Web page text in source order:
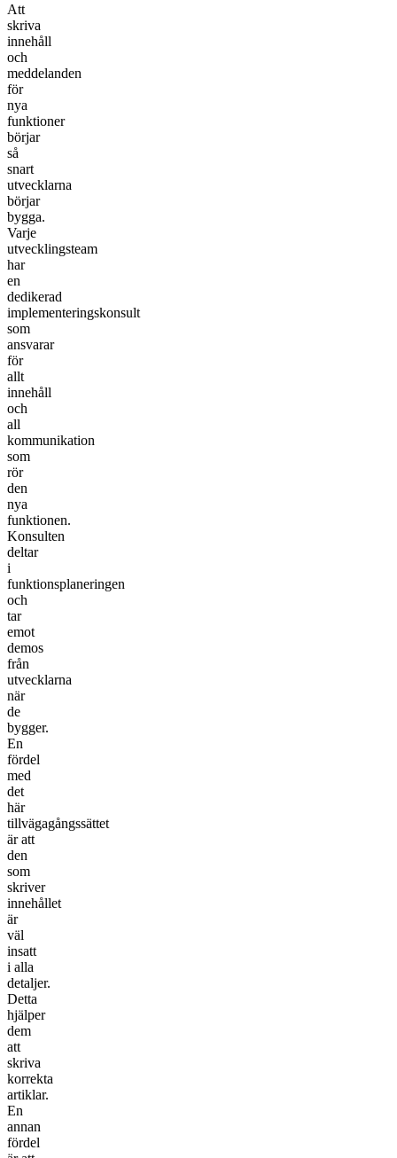
Att
skriva
innehåll
och
meddelanden
för
nya
funktioner
börjar
så
snart
utvecklarna
börjar
bygga.
Varje
utvecklingsteam
har
en
dedikerad
implementeringskonsult
som
ansvarar
för
allt
innehåll
och
all
kommunikation
som
rör
den
nya
funktionen.
Konsulten
deltar
i
funktionsplaneringen
och
tar
emot
demos
från
utvecklarna
när
de
bygger.
En
fördel
med
det
här
tillvägagångssättet
är att
den
som
skriver
innehållet
är
väl
insatt
i alla
detaljer.
Detta
hjälper
dem
att
skriva
korrekta
artiklar.
En
annan
fördel